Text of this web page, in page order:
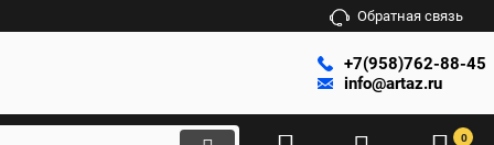
Обратная связь
+7(958)762-88-45
info@artaz.ru
0